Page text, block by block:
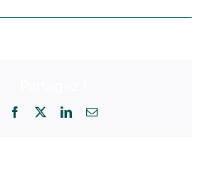
Facebook LinkedInEmail